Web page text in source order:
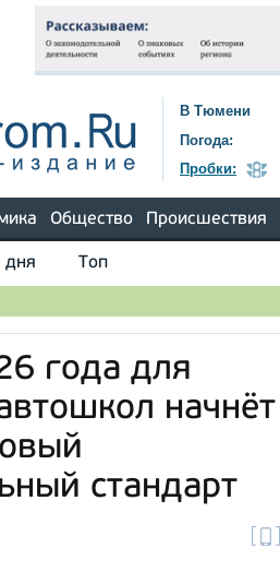
В Тюмени
Погода:
Пробки:
Общество Происшествия
дня Топ
года для
начнёт
стандарт